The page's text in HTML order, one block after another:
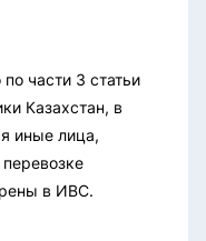
части 3 статьи
Казахстан, в
иные лица,
в ИВС.